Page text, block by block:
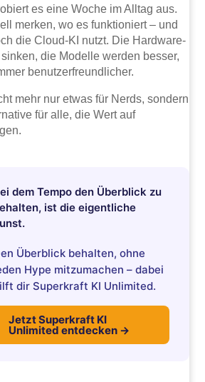
es eine Woche im Alltag aus.
merken, wo es funktioniert – und
die Cloud-KI nutzt. Die Hardware-
die Modelle werden besser,
benutzerfreundlicher.
mehr nur etwas für Nerds, sondern
für alle, die Wert auf
dem Tempo den Überblick zu
ist die eigentliche
Überblick behalten, ohne
Hype mitzumachen – dabei
dir Superkraft KI Unlimited.
Jetzt Superkraft KI
Unlimited entdecken →